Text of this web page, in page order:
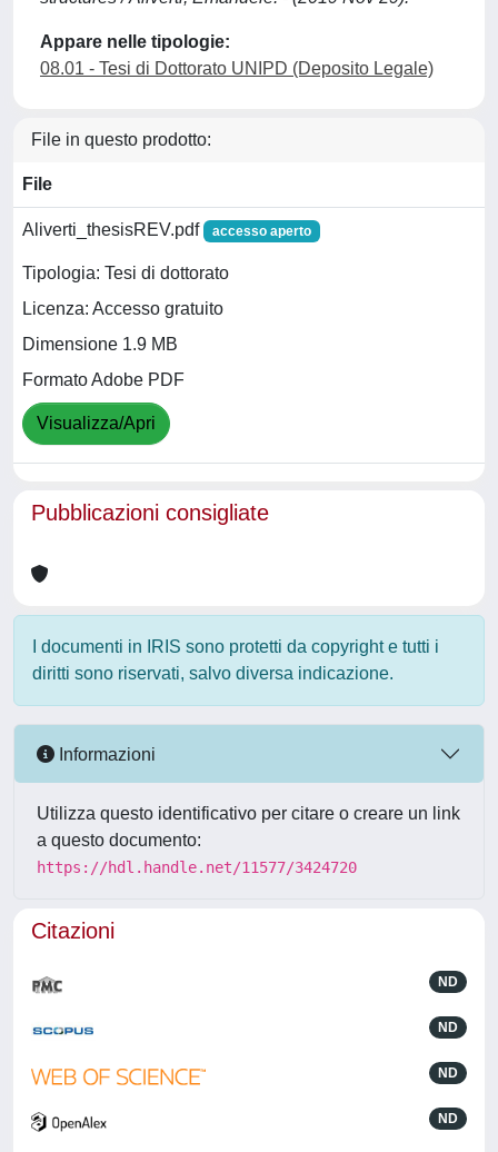
Appare nelle tipologie:
08.01 - Tesi di Dottorato UNIPD (Deposito Legale)
File in questo prodotto:
File
Aliverti_thesisREV.pdf accesso aperto
Tipologia: Tesi di dottorato
Licenza: Accesso gratuito
Dimensione 1.9 MB
Formato Adobe PDF
Visualizza/Apri
Pubblicazioni consigliate
I documenti in IRIS sono protetti da copyright e tutti i
diritti sono riservati, salvo diversa indicazione.
Informazioni
Utilizza questo identificativo per citare o creare un link
a questo documento:
https://hdl.handle.net/11577/3424720
Citazioni
ND
ND
ND
ND